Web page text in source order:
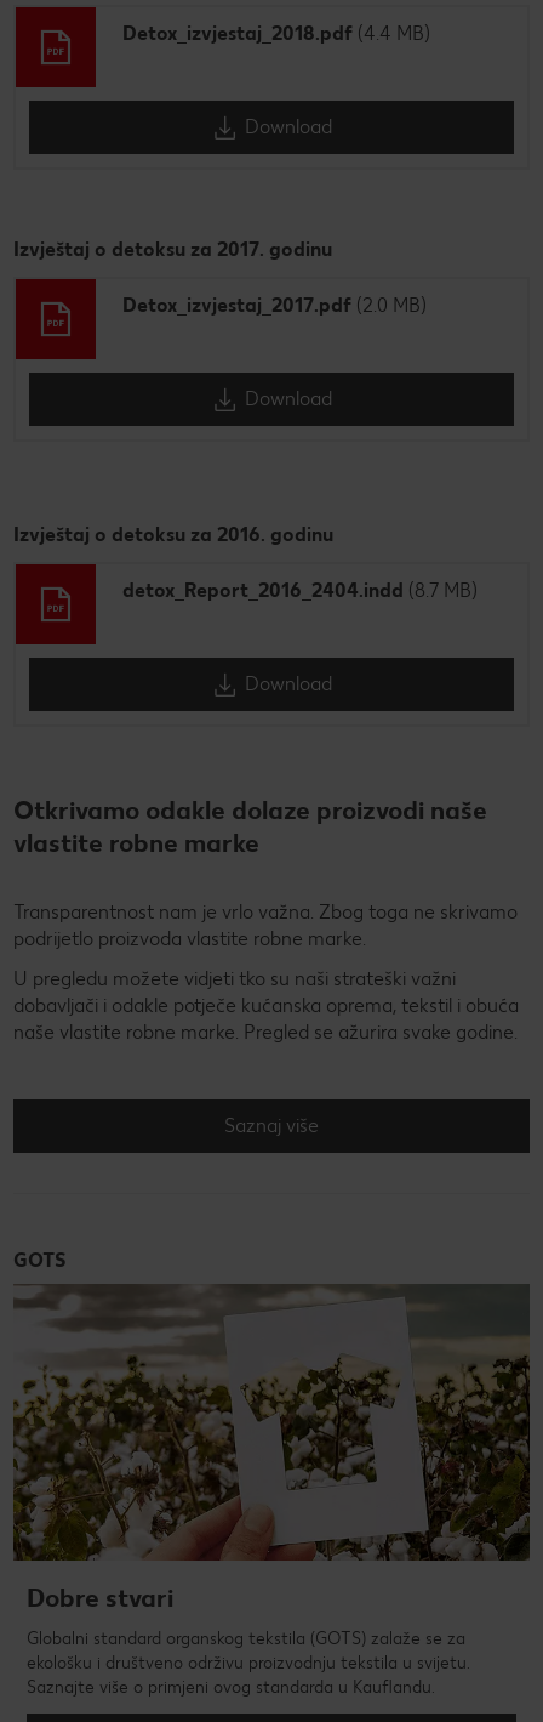
Detox_izvjestaj_2018.pdf (4.4 MB)
Download
Izvještaj o detoksu za 2017. godinu
Detox_izvjestaj_2017.pdf (2.0 MB)
Download
Izvještaj o detoksu za 2016. godinu
detox_Report_2016_2404.indd (8.7 MB)
Download
Otkrivamo odakle dolaze proizvodi naše
vlastite robne marke
Transparentnost nam je vrlo važna. Zbog toga ne skrivamo
podrijetlo proizvoda vlastite robne marke.
U pregledu možete vidjeti tko su naši strateški važni
dobavljači i odakle potječe kućanska oprema, tekstil i obuća
naše vlastite robne marke. Pregled se ažurira svake godine.
Saznaj više
GOTS
Dobre stvari
Globalni standard organskog tekstila (GOTS) zalaže se za
ekološku i društveno održivu proizvodnju tekstila u svijetu.
Saznajte više o primjeni ovog standarda u Kauflandu.